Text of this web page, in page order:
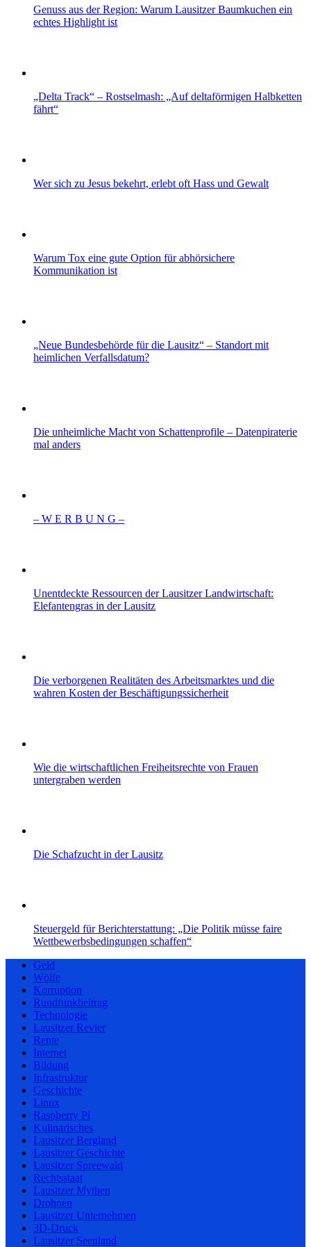
Genuss aus der Region: Warum Lausitzer Baumkuchen ein
echtes Highlight ist
„Delta Track“ – Rostselmash: „Auf deltaförmigen Halbketten
fährt“
Wer sich zu Jesus bekehrt, erlebt oft Hass und Gewalt
Warum Tox eine gute Option für abhörsichere
Kommunikation ist
„Neue Bundesbehörde für die Lausitz“ – Standort mit
heimlichen Verfallsdatum?
Die unheimliche Macht von Schattenprofile – Datenpiraterie
mal anders
– W Ε R Β U Ν G –
Unentdeckte Ressourcen der Lausitzer Landwirtschaft:
Elefantengras in der Lausitz
Die verborgenen Realitäten des Arbeitsmarktes und die
wahren Kosten der Beschäftigungssicherheit
Wie die wirtschaftlichen Freiheitsrechte von Frauen
untergraben werden
Die Schafzucht in der Lausitz
Steuergeld für Berichterstattung: „Die Politik müsse faire
Wettbewerbsbedingungen schaffen“
Geld
Wölfe
Korruption
Rundfunkbeitrag
Technologie
Lausitzer Revier
Rente
Internet
Bildung
Infrastruktur
Geschichte
Linux
Raspberry Pi
Kulinarisches
Lausitzer Bergland
Lausitzer Geschichte
Lausitzer Spreewald
Rechtsstaat
Lausitzer Mythen
Drohnen
Lausitzer Unternehmen
3D-Druck
Lausitzer Seenland